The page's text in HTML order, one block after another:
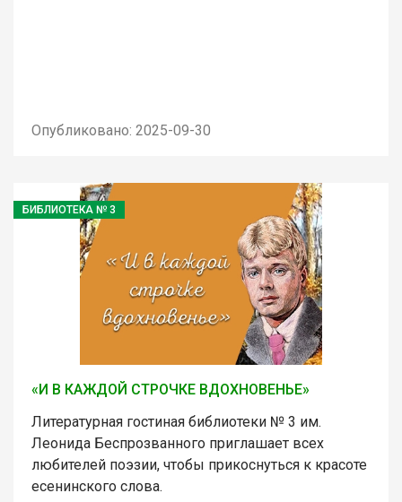
Опубликовано: 2025-09-30
БИБЛИОТЕКА № 3
«И В КАЖДОЙ СТРОЧКЕ ВДОХНОВЕНЬЕ»
Литературная гостиная библиотеки № 3 им.
Леонида Беспрозванного приглашает всех
любителей поэзии, чтобы прикоснуться к красоте
есенинского слова.